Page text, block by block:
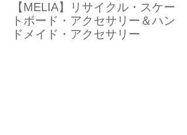
【MELIA】リサイクル・スケー
トボード・アクセサリー＆ハン
ドメイド・アクセサリー